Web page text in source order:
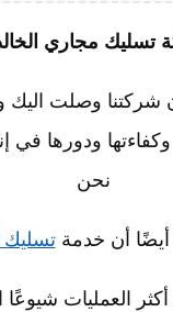
تسليك مجاري
لان شركتنا وصلت
ودورها في
نحن
أيضًا أن خدمةتسليك
العمليات